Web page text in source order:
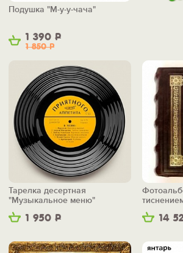
1 390 Р
1 850Р
Подушка "М-у-у-чача"
1 950 Р
Тарелка десертная
"Музыкальное меню"
14